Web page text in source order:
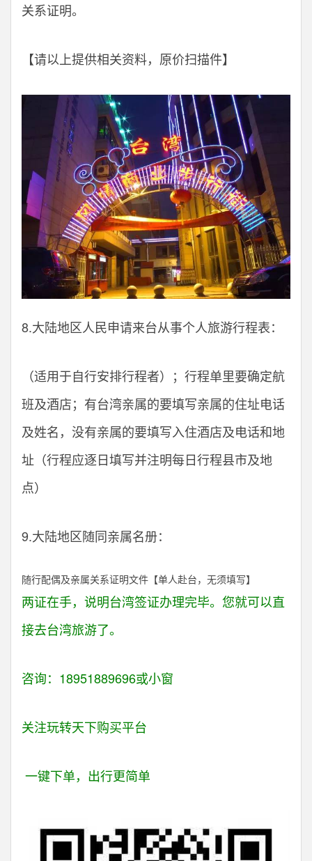
关系证明。
【请以上提供相关资料，原价扫描件】
8.大陆地区人民申请来台从事个人旅游行程表：
（适用于自行安排行程者）；行程单里要确定航
班及酒店；有台湾亲属的要填写亲属的住址电话
及姓名，没有亲属的要填写入住酒店及电话和地
址（行程应逐日填写并注明每日行程县市及地
点）
9.大陆地区随同亲属名册：
随行配偶及亲属关系证明文件【单人赴台，无须填写】
两证在手，说明台湾签证办理完毕。您就可以直
接去台湾旅游了。
咨询：18951889696或小窗
关注玩转天下购买平台
一键下单，出行更简单